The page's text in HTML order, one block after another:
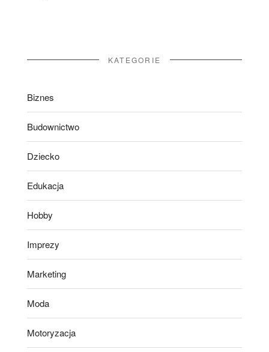
KATEGORIE
Biznes
Budownictwo
Dziecko
Edukacja
Hobby
Imprezy
Marketing
Moda
Motoryzacja